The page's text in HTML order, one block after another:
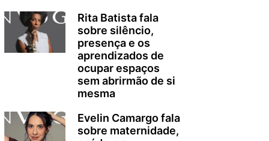
Rita Batista fala
sobre silêncio,
presença e os
aprendizados de
ocupar espaços
sem abrirmão de si
mesma
Evelin Camargo fala
sobre maternidade,